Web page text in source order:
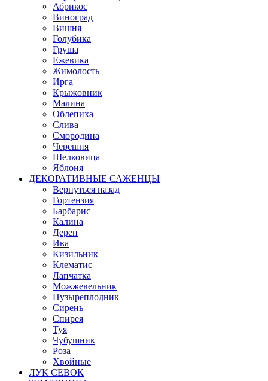
Абрикос
Виноград
Вишня
Голубика
Груша
Ежевика
Жимолость
Ирга
Крыжовник
Малина
Облепиха
Слива
Смородина
Черешня
Шелковица
Яблоня
ДЕКОРАТИВНЫЕ САЖЕНЦЫ
Вернуться назад
Гортензия
Барбарис
Калина
Дерен
Ива
Кизильник
Клематис
Лапчатка
Можжевельник
Пузыреплодник
Сирень
Спирея
Туя
Чубушник
Роза
Хвойные
ЛУК СЕВОК